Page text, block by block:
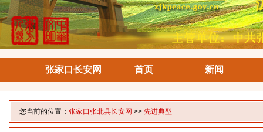
张家口长安网 首页 新闻
您当前的位置： 张家口张北县长安网 >> 先进典型